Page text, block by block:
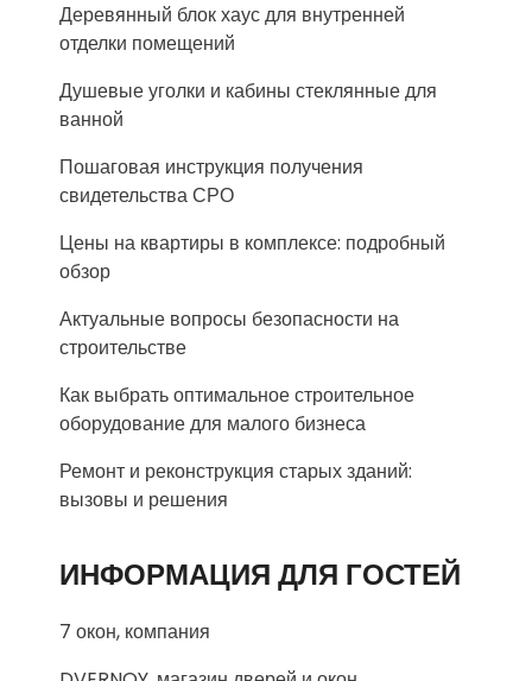
Деревянный блок хаус для внутренней
отделки помещений
Душевые уголки и кабины стеклянные для
ванной
Пошаговая инструкция получения
свидетельства СРО
Цены на квартиры в комплексе: подробный
обзор
Актуальные вопросы безопасности на
строительстве
Как выбрать оптимальное строительное
оборудование для малого бизнеса
Ремонт и реконструкция старых зданий:
вызовы и решения
ИНФОРМАЦИЯ ДЛЯ ГОСТЕЙ
7 окон, компания